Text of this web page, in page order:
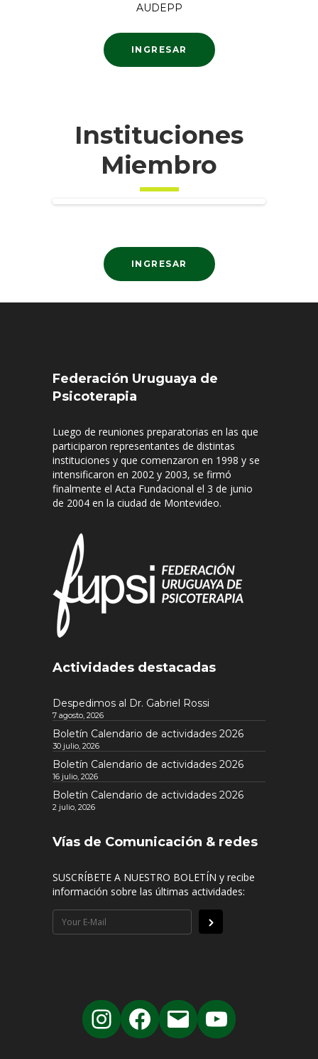
AUDEPP
INGRESAR
Instituciones
Miembro
INGRESAR
Federación Uruguaya de
Psicoterapia
Luego de reuniones preparatorias en las que
participaron representantes de distintas
instituciones y que comenzaron en 1998 y se
intensificaron en 2002 y 2003, se firmó
finalmente el Acta Fundacional el 3 de junio
de 2004 en la ciudad de Montevideo.
Actividades destacadas
Despedimos al Dr. Gabriel Rossi
7 agosto, 2026
Boletín Calendario de actividades 2026
30 julio, 2026
Boletín Calendario de actividades 2026
16 julio, 2026
Boletín Calendario de actividades 2026
2 julio, 2026
Vías de Comunicación & redes
SUSCRÍBETE A NUESTRO BOLETÍN y recibe
información sobre las últimas actividades: